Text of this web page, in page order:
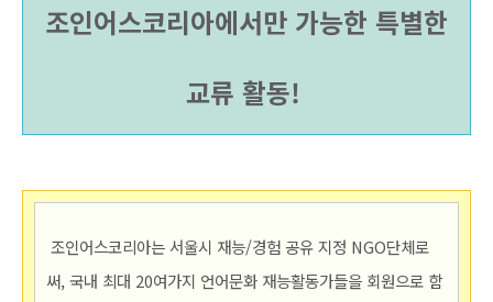
조인어스코리아에서만 가능한 특별한
교류 활동!
써, 국내 최대 20여가지 언어문화 재능활동가들을 회원으로 함